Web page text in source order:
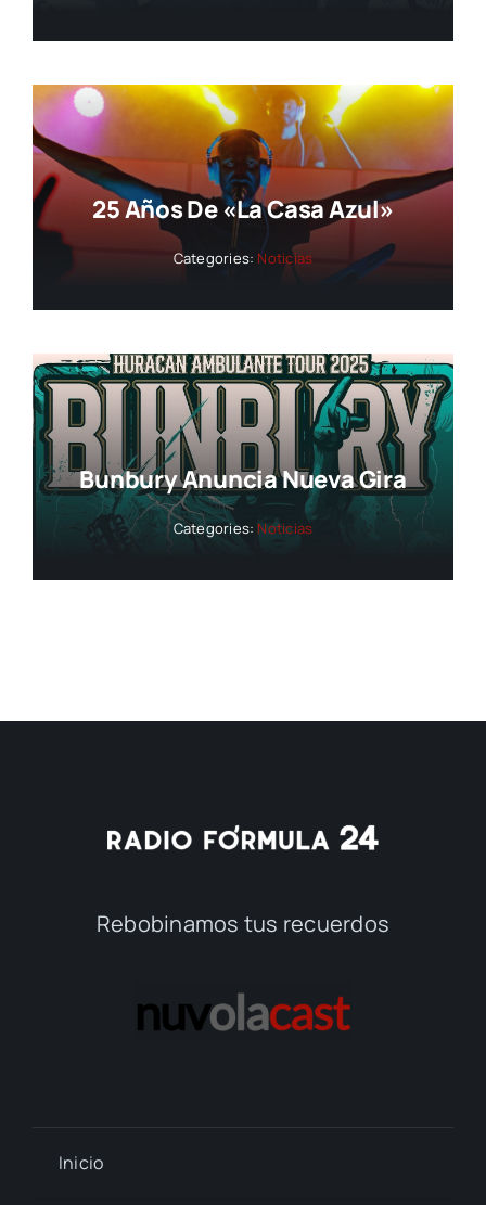
25 Años De «La Casa Azul»
Categories: Noticias
Bunbury Anuncia Nueva Gira
Categories: Noticias
Rebobinamos tus recuerdos
Inicio